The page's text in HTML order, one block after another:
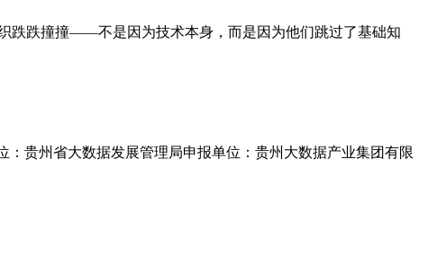
跌跌撞撞——不是因为技术本身，而是因为他们跳过了基础知
贵州省大数据发展管理局申报单位：贵州大数据产业集团有限